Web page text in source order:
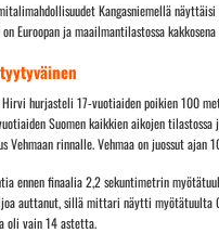
Kangasniemellä näyttäisi
Euroopan ja maailmantilastossa
hurjasteli 17-vuotiaiden poikien 100
Suomen kaikkien aikojen
Vehmaan rinnalle. Vehmaa on juossut ajan
ennen finaalia 2,2 sekuntimetrin
auttanut, sillä mittari näytti myötätuulta
oli vain 14 astetta.